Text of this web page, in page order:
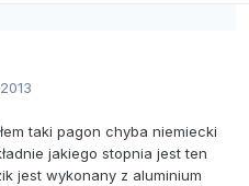
taki pagon chyba niemiecki
jakiego stopnia jest ten
jest wykonany z aluminium